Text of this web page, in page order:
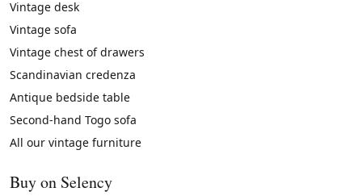
Vintage desk
Vintage sofa
Vintage chest of drawers
Scandinavian credenza
Antique bedside table
Second-hand Togo sofa
All our vintage furniture
Buy on Selency